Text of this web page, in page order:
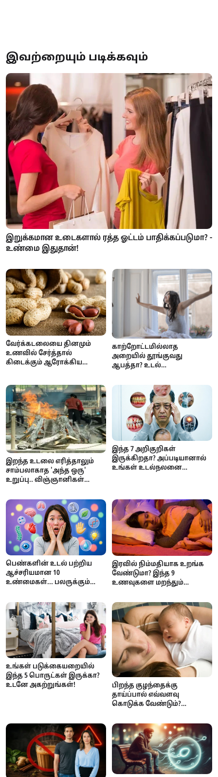
இவற்றையும் படிக்கவும்
இறுக்கமான உடைகளால் ரத்த ஓட்டம் பாதிக்கப்படுமா? -
உண்மை இதுதான்!
வேர்க்கடலையை தினமும்
உணவில் சேர்த்தால்
கிடைக்கும் ஆரோக்கிய
காற்றோட்டமில்லாத
அறையில் தூங்குவது
ஆபத்தா? உடல்
பாதிப்புகள்
இறந்த உடலை எரித்தாலும்
சாம்பலாகாத 'அந்த ஒரு'
உறுப்பு.. விஞ்ஞானிகள்
அதிசயம்!
இந்த 7 அறிகுறிகள்
இருக்கிறதா? அப்படியானால்
உங்கள் உடல்நலனை
பெண்களின் உடல் பற்றிய
ஆச்சரியமான 10
உண்மைகள்... பலருக்கும்
தகவல்கள்!
இரவில் நிம்மதியாக உறங்க
வேண்டுமா? இந்த 9
உணவுகளை மறந்தும்
உங்கள் படுக்கையறையில்
இந்த 5 பொருட்கள் இருக்கா?
உடனே அகற்றுங்கள்!
பிறந்த குழந்தைக்கு
தாய்ப்பால் எவ்வளவு
கொடுக்க வேண்டும்?
உண்டாகும் பக்க விளைவுகள்